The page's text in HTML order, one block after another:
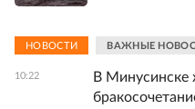
НОВОСТИ ВАЖНЫЕ
10:22
В Минусинске